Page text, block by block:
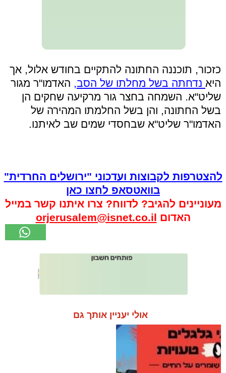
כזכור, תוכננה החתונה להתקיים בחודש אלול, אך
היא נדחתה בשל מחלתו של הסב, האדמו"ר מגור
שליט"א. השמחה בחצר גור מרקיעה שחקים הן
בשל החתונה, והן בשל החלמתו המהירה של
האדמו"ר שליט"א שבחסדי שמים שב לאיתנו.
להצטרפות לקבוצות ועדכוני "ירושלים החרדית"
בוואטסאפ לחצו כאן
מעוניינים להגיב? לדווח? צרו איתנו קשר במייל
האדום orjerusalem@isnet.co.il
אולי יעניין אותך גם